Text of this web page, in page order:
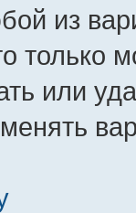
из
только
или